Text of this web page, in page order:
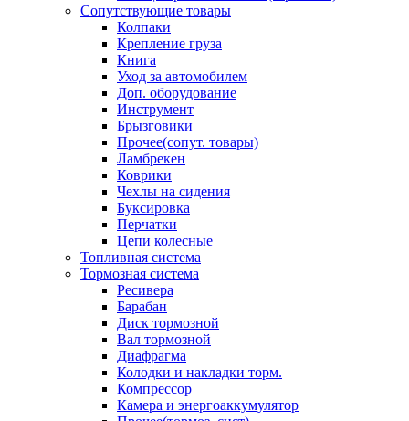
Сопутствующие товары
Колпаки
Крепление груза
Книга
Уход за автомобилем
Доп. оборудование
Инструмент
Брызговики
Прочее(сопут. товары)
Ламбрекен
Коврики
Чехлы на сидения
Буксировка
Перчатки
Цепи колесные
Топливная система
Тормозная система
Ресивера
Барабан
Диск тормозной
Вал тормозной
Диафрагма
Колодки и накладки торм.
Компрессор
Камера и энергоаккумулятор